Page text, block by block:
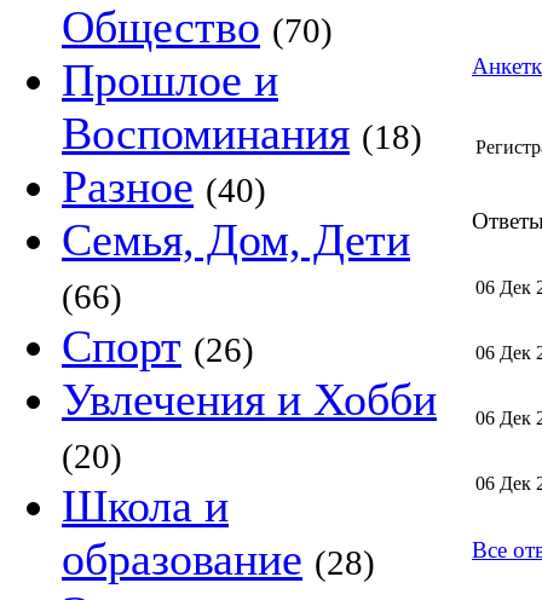
Общество (70)
Прошлое и
Воспоминания (18)
Разное (40)
Семья, Дом, Дети
(66)
Спорт (26)
Увлечения и Хобби
(20)
Школа и
образование (28)
06 Дек
06 Дек
06 Дек
06 Дек
Все